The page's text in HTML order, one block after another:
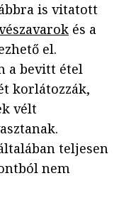
is vitatott
és a
el.
a bevitt étel
korlátozzák,
vélt
teljesen
nem